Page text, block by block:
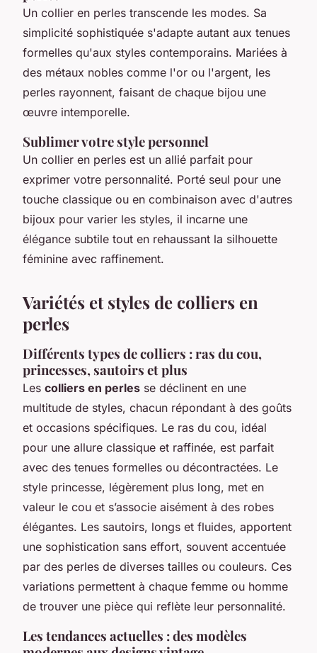
Un collier en perles transcende les modes. Sa
simplicité sophistiquée s'adapte autant aux tenues
formelles qu'aux styles contemporains. Mariées à
des métaux nobles comme l'or ou l'argent, les
perles rayonnent, faisant de chaque bijou une
œuvre intemporelle.
Sublimer votre style personnel
Un collier en perles est un allié parfait pour
exprimer votre personnalité. Porté seul pour une
touche classique ou en combinaison avec d'autres
bijoux pour varier les styles, il incarne une
élégance subtile tout en rehaussant la silhouette
féminine avec raffinement.
Variétés et styles de colliers en
perles
Différents types de colliers : ras du cou,
princesses, sautoirs et plus
Les colliers en perles se déclinent en une
multitude de styles, chacun répondant à des goûts
et occasions spécifiques. Le ras du cou, idéal
pour une allure classique et raffinée, est parfait
avec des tenues formelles ou décontractées. Le
style princesse, légèrement plus long, met en
valeur le cou et s’associe aisément à des robes
élégantes. Les sautoirs, longs et fluides, apportent
une sophistication sans effort, souvent accentuée
par des perles de diverses tailles ou couleurs. Ces
variations permettent à chaque femme ou homme
de trouver une pièce qui reflète leur personnalité.
Les tendances actuelles : des modèles